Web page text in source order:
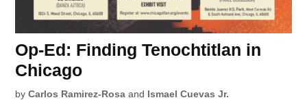
Op-Ed: Finding Tenochtitlan in
Chicago
by Carlos Ramirez-Rosa and Ismael Cuevas Jr.